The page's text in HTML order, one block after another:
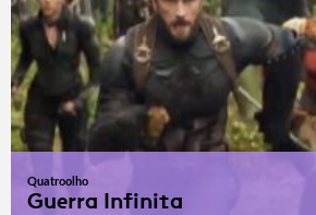
Quatroolho
Guerra Infinita